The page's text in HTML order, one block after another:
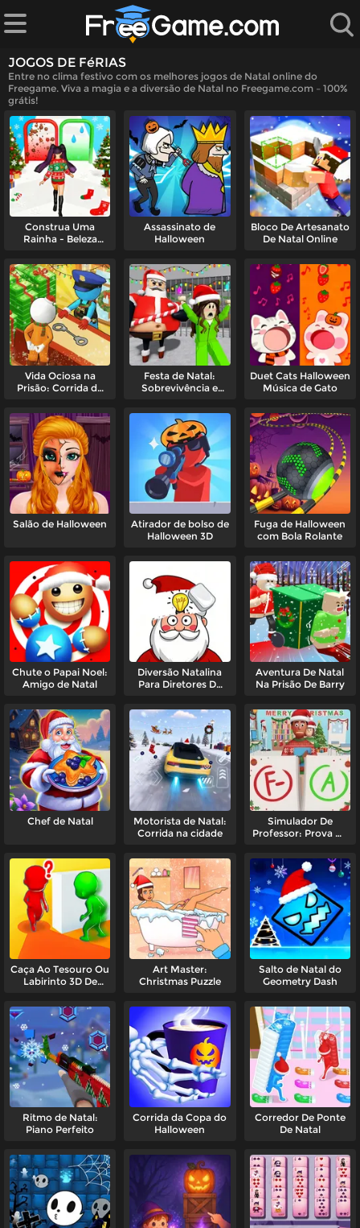
JOGOS DE FéRIAS
Entre no clima festivo com os melhores jogos de Natal online do
Freegame. Viva a magia e a diversão de Natal no Freegame.com – 100%
grátis!
Construa Uma
Rainha - Beleza
Assassinato de
Halloween
Bloco De Artesanato
De Natal Online
Vida Ociosa na
Prisão: Corrida de
Festa de Natal:
Sobrevivência e
Duet Cats Halloween
Música de Gato
Salão de Halloween
Atirador de bolso de
Halloween 3D
Fuga de Halloween
com Bola Rolante
Chute o Papai Noel:
Amigo de Natal
Diversão Natalina
Para Diretores De
Uma Parte
Aventura De Natal
Na Prisão De Barry
Chef de Natal
Motorista de Natal:
Corrida na cidade
Simulador De
Professor: Prova De
Caça Ao Tesouro Ou
Labirinto 3D De
Art Master:
Christmas Puzzle
Salto de Natal do
Geometry Dash
Ritmo de Natal:
Piano Perfeito
Corrida da Copa do
Halloween
Corredor De Ponte
De Natal